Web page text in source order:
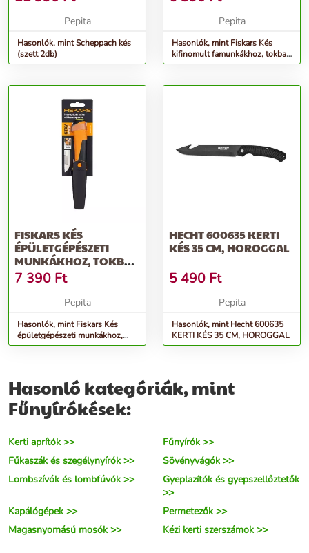
Pepita
Hasonlók, mint Scheppach kés
(szett 2db)
ÉLEZŐVEL
Pepita
Hasonlók, mint Fiskars Kés
kifinomult famunkákhoz, tokba
épített élezővel
FISKARS KÉS
ÉPÜLETGÉPÉSZETI
MUNKÁKHOZ, TOKBA
ÉPÍTETT ÉLEZŐVEL
7 390 Ft
Pepita
Hasonlók, mint Fiskars Kés
épületgépészeti munkákhoz,
tokba épített élezővel
HECHT 600635 KERTI
KÉS 35 CM, HOROGGAL
5 490 Ft
Pepita
Hasonlók, mint Hecht 600635
KERTI KÉS 35 CM, HOROGGAL
Hasonló kategóriák, mint
Fűnyírókések:
Kerti aprítók >>
Fűnyírók >>
Fűkaszák és szegélynyírók >>
Sövényvágók >>
Lombszívók és lombfúvók >>
Gyeplazítók és gyepszellőztetők
>>
Kapálógépek >>
Permetezők >>
Magasnyomású mosók >>
Kézi kerti szerszámok >>